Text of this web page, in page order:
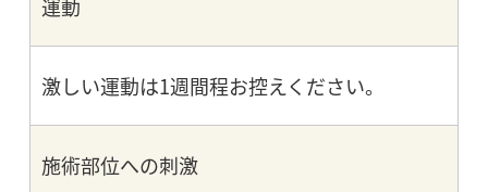
運動
激しい運動は1週間程お控えください。
施術部位への刺激